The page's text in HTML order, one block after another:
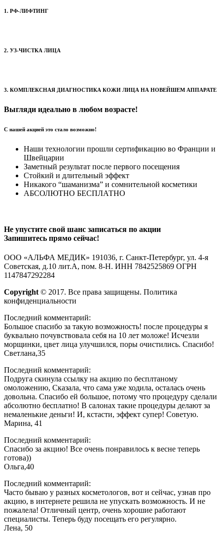
1. РФ-ЛИФТИНГ
2. УЗ-ЧИСТКА ЛИЦА
3. КОМПЛЕКСНАЯ ДИАГНОСТИКА КОЖИ ЛИЦА НА НОВЕЙШЕМ АППАРАТЕ
Выгляди идеально в любом возрасте!
С нашей акцией это стало возможно!
Наши технологии прошли сертификацию во Франции и
Швейцарии
Заметный результат после первого посещения
Стойкий и длительный эффект
Никакого “шаманизма” и сомнительной косметики
АБСОЛЮТНО БЕСПЛАТНО
Не упустите свой шанс записаться по акции
Запишитесь прямо сейчас!
ООО «АЛЬФА МЕДИК» 191036, г. Санкт-Петербург, ул. 4-я
Советская, д.10 лит.А, пом. 8-Н. ИНН 7842525869 ОГРН
1147847292284
Copyright© 2017. Все права защищены. Политика
конфиденциальности
Последний комментарий:
Большое спасибо за такую возможность! после процедуры я
буквально почувствовала себя на 10 лет моложе! Исчезли
морщинки, цвет лица улучшился, поры очистились. Спасибо!
Светлана,35
Последний комментарий:
Подруга скинула ссылку на акцию по бесплтаному
омоложению, Сказала, что сама уже ходила, осталась очень
довольна. Спасибо ей большое, потому что процедуру сделали
абсолютно бесплатно! В салонах такие процедуры делают за
немаленькие деньги! И, кстасти, эффект супер! Советую.
Марина, 41
Последний комментарий:
Спасибо за акцию! Все очень понравилось к весне теперь
готова))
Ольга,40
Последний комментарий:
Часто бываю у разных косметологов, вот и сейчас, узнав про
акцию, в интернете решила не упускать возможность. И не
пожалела! Отличный центр, очень хорошие работают
специалисты. Теперь буду посещать его регулярно.
Лена, 50